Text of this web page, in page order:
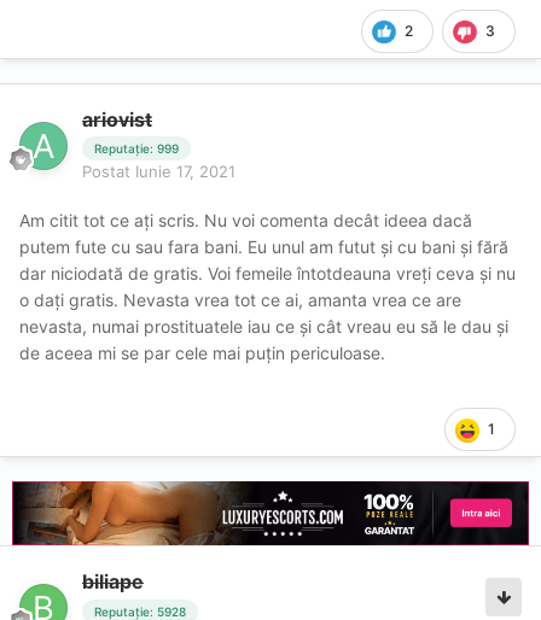
2 3
ariovist
Reputație: 999
Postat Iunie 17, 2021
Am citit tot ce ați scris. Nu voi comenta decât ideea dacă
putem fute cu sau fara bani. Eu unul am futut și cu bani și fără
dar niciodată de gratis. Voi femeile întotdeauna vreți ceva și nu
o dați gratis. Nevasta vrea tot ce ai, amanta vrea ce are
nevasta, numai prostituatele iau ce și cât vreau eu să le dau și
de aceea mi se par cele mai puțin periculoase.
1
biliape
Reputație: 5928